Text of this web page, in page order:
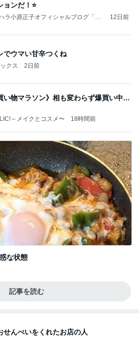
ョンだ！⭐️
ラ小原正子オフィシャルブログ「女
12日前
でウマい甘辛つくね
クス 2日前
い物マラソン》相も変わらず爆買い中…
～メイクとコスメ〜 18時間前
な状態
記事を読む
せんべいをくれたお店の人